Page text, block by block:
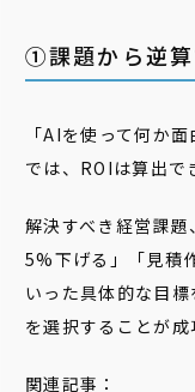
①課題から逆算
「AIを使って何か
では、ROIは算出で
解決すべき経営課
5%下げる」「見積
いった具体的な目
を選択することが成
関連記事：